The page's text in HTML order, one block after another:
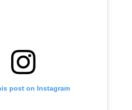
post on Instagram